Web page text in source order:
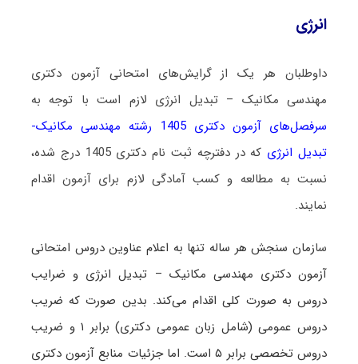
انرژی
داوطلبان هر یک از گرایش‌های امتحانی آزمون دکتری
مهندسی مکانیک – تبدیل انرژی لازم است با توجه به
سرفصل‌های آزمون دکتری 1405 رشته مهندسی مکانیک-
تبدیل انرژی
که در دفترچه ثبت نام دکتری 1405 درج شده،
نسبت به مطالعه و کسب آمادگی لازم برای آزمون اقدام
نمایند.
سازمان سنجش هر ساله تنها به اعلام عناوین دروس امتحانی
آزمون دکتری مهندسی مکانیک – تبدیل انرژی و ضرایب
دروس به صورت کلی اقدام می‌کند. بدین صورت که ضریب
دروس عمومی (شامل زبان عمومی دکتری) برابر ۱ و ضریب
دروس تخصصی برابر ۵ است
. اما جزئیات منابع آزمون دکتری